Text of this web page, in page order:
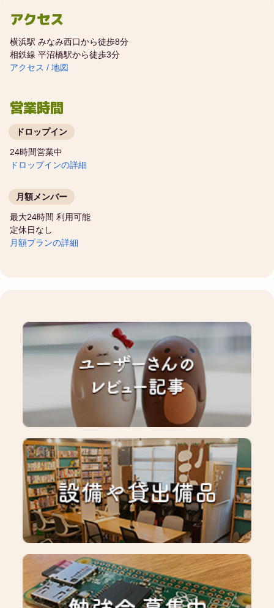
アクセス
横浜駅 みなみ西口から徒歩8分
相鉄線 平沼橋駅から徒歩3分
アクセス / 地図
営業時間
ドロップイン
24時間営業中
ドロップインの詳細
月額メンバー
最大24時間 利用可能
定休日なし
月額プランの詳細